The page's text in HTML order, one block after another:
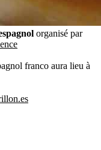
organisé par
franco aura lieu à